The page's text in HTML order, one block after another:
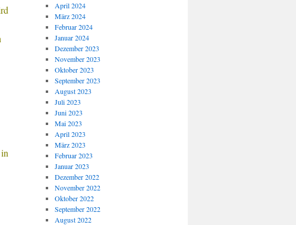
April 2024
März 2024
Februar 2024
Januar 2024
Dezember 2023
November 2023
Oktober 2023
September 2023
August 2023
Juli 2023
Juni 2023
Mai 2023
April 2023
März 2023
Februar 2023
Januar 2023
Dezember 2022
November 2022
Oktober 2022
September 2022
August 2022